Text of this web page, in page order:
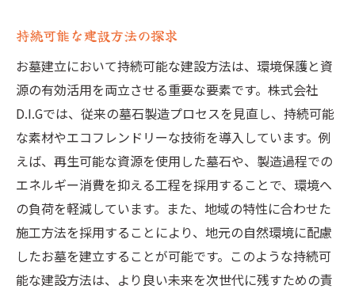
持続可能な建設方法の探求
お墓建立において持続可能な建設方法は、環境保護と資
源の有効活用を両立させる重要な要素です。株式会社
D.I.Gでは、従来の墓石製造プロセスを見直し、持続可能
な素材やエコフレンドリーな技術を導入しています。例
えば、再生可能な資源を使用した墓石や、製造過程での
エネルギー消費を抑える工程を採用することで、環境へ
の負荷を軽減しています。また、地域の特性に合わせた
施工方法を採用することにより、地元の自然環境に配慮
したお墓を建立することが可能です。このような持続可
能な建設方法は、より良い未来を次世代に残すための責